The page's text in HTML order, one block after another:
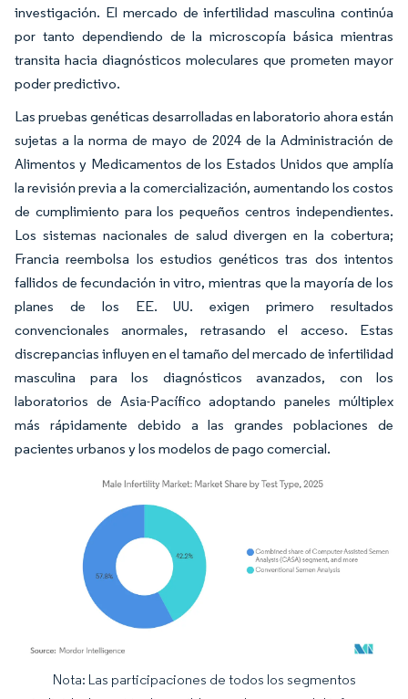
investigación. El mercado de infertilidad masculina continúa
por tanto dependiendo de la microscopía básica mientras
transita hacia diagnósticos moleculares que prometen mayor
poder predictivo.
Las pruebas genéticas desarrolladas en laboratorio ahora están
sujetas a la norma de mayo de 2024 de la Administración de
Alimentos y Medicamentos de los Estados Unidos que amplía
la revisión previa a la comercialización, aumentando los costos
de cumplimiento para los pequeños centros independientes.
Los sistemas nacionales de salud divergen en la cobertura;
Francia reembolsa los estudios genéticos tras dos intentos
fallidos de fecundación in vitro, mientras que la mayoría de los
planes de los EE. UU. exigen primero resultados
convencionales anormales, retrasando el acceso. Estas
discrepancias influyen en el tamaño del mercado de infertilidad
masculina para los diagnósticos avanzados, con los
laboratorios de Asia-Pacífico adoptando paneles múltiplex
más rápidamente debido a las grandes poblaciones de
pacientes urbanos y los modelos de pago comercial.
Imagen © Mordor Intelligence. El uso requiere atribución según CC BY 4.0.
Nota: Las participaciones de todos los segmentos